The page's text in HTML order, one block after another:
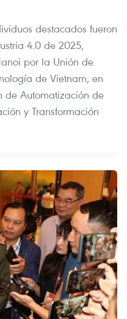
destacados fueron
4.0 de 2025,
por la Unión de
de Vietnam, en
de Automatización de
y Transformación